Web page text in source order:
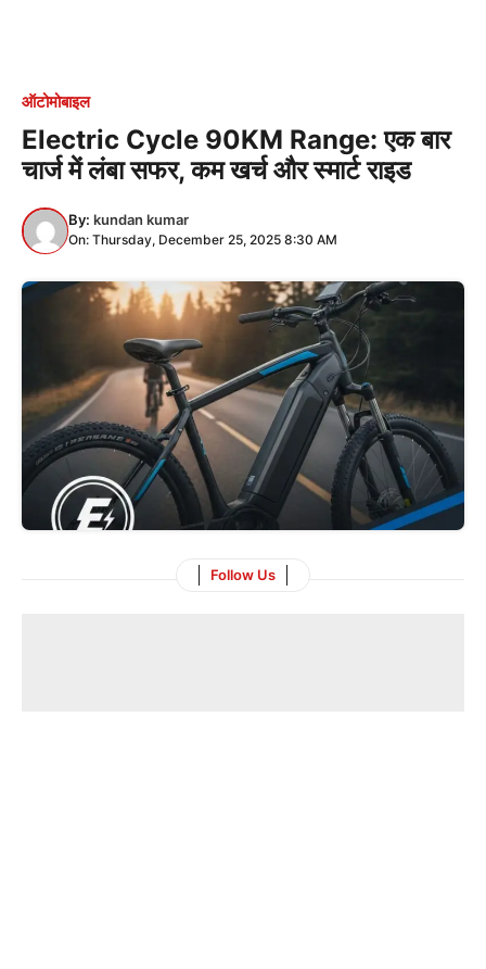
ऑटोमोबाइल
Electric Cycle 90KM Range: एक बार
चार्ज में लंबा सफर, कम खर्च और स्मार्ट राइड
By: kundan kumar
On: Thursday, December 25, 2025 8:30 AM
Follow Us